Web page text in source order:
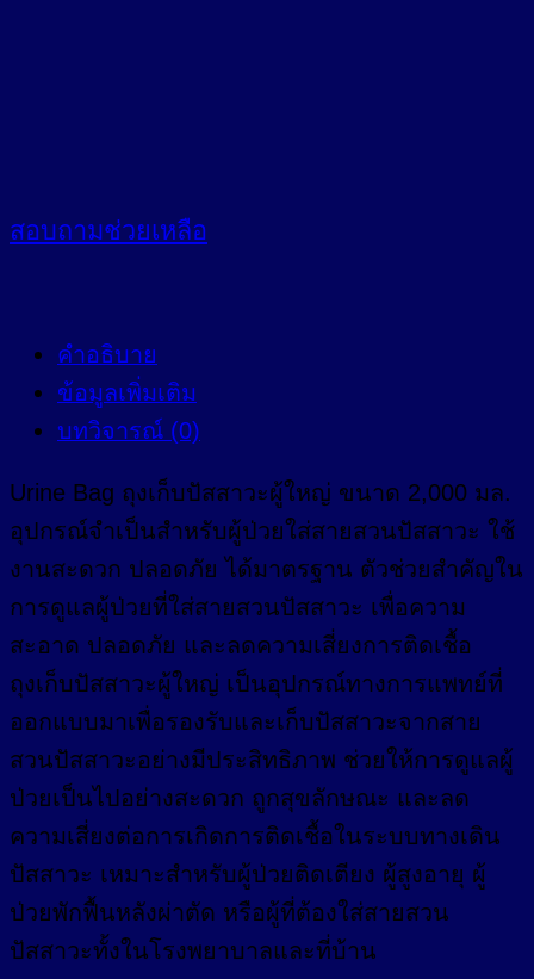
สอบถามช่วยเหลือ
คำอธิบาย
ข้อมูลเพิ่มเติม
บทวิจารณ์ (0)
Urine Bag ถุงเก็บปัสสาวะผู้ใหญ่ ขนาด 2,000 มล.
อุปกรณ์จำเป็นสำหรับผู้ป่วยใส่สายสวนปัสสาวะ ใช้
งานสะดวก ปลอดภัย ได้มาตรฐาน ตัวช่วยสำคัญใน
การดูแลผู้ป่วยที่ใส่สายสวนปัสสาวะ เพื่อความ
สะอาด ปลอดภัย และลดความเสี่ยงการติดเชื้อ
ถุงเก็บปัสสาวะผู้ใหญ่ เป็นอุปกรณ์ทางการแพทย์ที่
ออกแบบมาเพื่อรองรับและเก็บปัสสาวะจากสาย
สวนปัสสาวะอย่างมีประสิทธิภาพ ช่วยให้การดูแลผู้
ป่วยเป็นไปอย่างสะดวก ถูกสุขลักษณะ และลด
ความเสี่ยงต่อการเกิดการติดเชื้อในระบบทางเดิน
ปัสสาวะ เหมาะสำหรับผู้ป่วยติดเตียง ผู้สูงอายุ ผู้
ป่วยพักฟื้นหลังผ่าตัด หรือผู้ที่ต้องใส่สายสวน
ปัสสาวะทั้งในโรงพยาบาลและที่บ้าน